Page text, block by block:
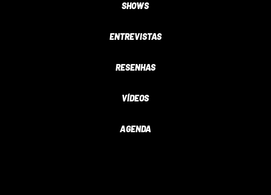
SHOWS
ENTREVISTAS
RESENHAS
VÍDEOS
AGENDA